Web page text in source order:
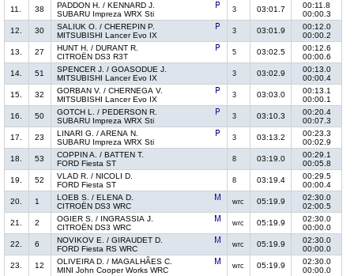
11.
38
PADDON H. / KENNARD J.
SUBARU Impreza WRX Sti
3 03:01.7
00:11.8
00:00.3
12.
30
SALIUK O. / CHEREPIN P.
MITSUBISHI Lancer Evo IX
3 03:01.9
00:12.0
00:00.2
13.
27
HUNT H. / DURANT R.
CITROËN DS3 R3T
5 03:02.5
00:12.6
00:00.6
14.
51
SPENCER J. / GOASODUE J.
MITSUBISHI Lancer Evo IX
3 03:02.9
00:13.0
00:00.4
15.
32
GORBAN V. / CHERNEGA V.
MITSUBISHI Lancer Evo IX
3 03:03.0
00:13.1
00:00.1
16.
50
GOTCH L. / PEDERSON R.
SUBARU Impreza WRX Sti
3 03:10.3
00:20.4
00:07.3
17.
23
LINARI G. / ARENA N.
SUBARU Impreza WRX Sti
3 03:13.2
00:23.3
00:02.9
18.
53
COPPIN A. / BATTEN T.
FORD Fiesta ST
8 03:19.0
00:29.1
00:05.8
19.
52
VLAD R. / NICOLI D.
FORD Fiesta ST
8 03:19.4
00:29.5
00:00.4
20.
1
LOEB S. / ELENA D.
CITROËN DS3 WRC
wrc 05:19.9
02:30.0
02:00.5
21.
2
OGIER S. / INGRASSIA J.
CITROËN DS3 WRC
wrc 05:19.9
02:30.0
00:00.0
22.
6
NOVIKOV E. / GIRAUDET D.
FORD Fiesta RS WRC
wrc 05:19.9
02:30.0
00:00.0
23.
12
OLIVEIRA D. / MAGALHÃES C.
MINI John Cooper Works WRC
wrc 05:19.9
02:30.0
00:00.0